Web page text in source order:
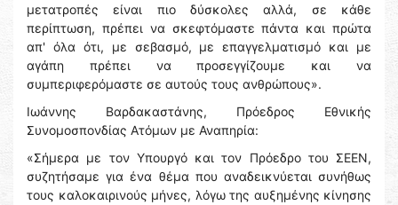
μετατροπές είναι πιο δύσκολες αλλά, σε κάθε
περίπτωση, πρέπει να σκεφτόμαστε πάντα και πρώτα
απ' όλα ότι, με σεβασμό, με επαγγελματισμό και με
αγάπη πρέπει να προσεγγίζουμε και να
συμπεριφερόμαστε σε αυτούς τους ανθρώπους».
Ιωάννης Βαρδακαστάνης, Πρόεδρος Εθνικής
Συνομοσπονδίας Ατόμων με Αναπηρία:
«Σήμερα με τον Υπουργό και τον Πρόεδρο του ΣΕΕΝ,
συζητήσαμε για ένα θέμα που αναδεικνύεται συνήθως
τους καλοκαιρινούς μήνες, λόγω της αυξημένης κίνησης